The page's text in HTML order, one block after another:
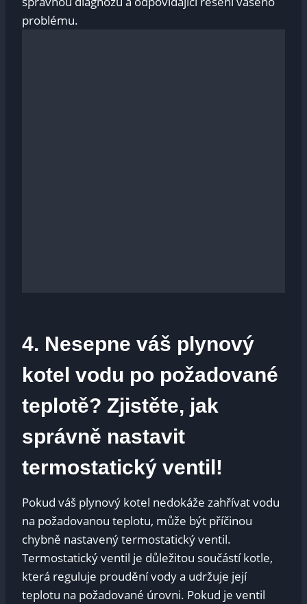
problému.
4. Nesepne váš plynový
kotel vodu po požadované
teplotě? Zjistěte, jak
správně nastavit
termostatický ventil!
Pokud váš plynový kotel nedokáže zahřívat vodu
na požadovanou teplotu, může být příčinou
chybně nastavený termostatický ventil.
Termostatický ventil je důležitou součástí kotle,
která reguluje proudění vody a udržuje její
teplotu na požadované úrovni. Pokud je ventil